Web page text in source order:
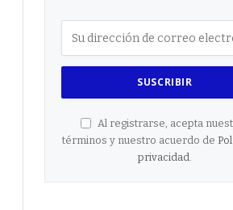
Al registrarse, acepta
términos y nuestro acuerdo de
privacidad.